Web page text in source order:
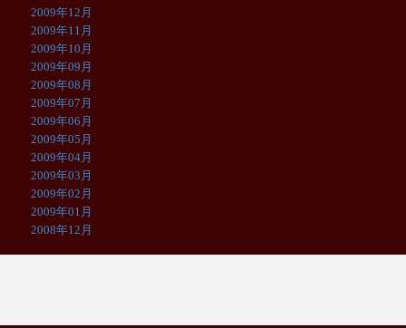
2009年12月
2009年11月
2009年10月
2009年09月
2009年08月
2009年07月
2009年06月
2009年05月
2009年04月
2009年03月
2009年02月
2009年01月
2008年12月